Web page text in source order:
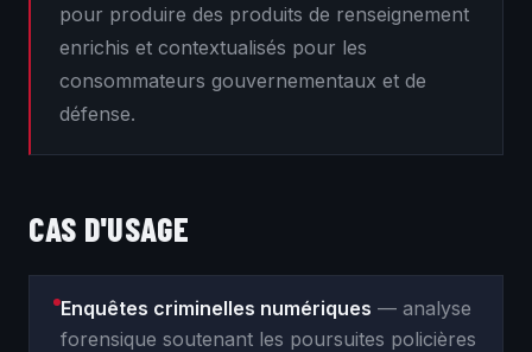
pour produire des produits de renseignement
enrichis et contextualisés pour les
consommateurs gouvernementaux et de
défense.
CAS D'USAGE
Enquêtes criminelles numériques — analyse
forensique soutenant les poursuites policières